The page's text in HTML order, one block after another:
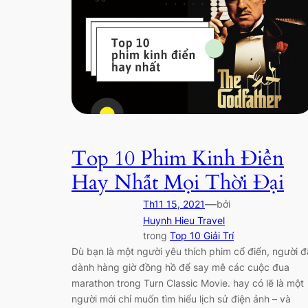
Top 10 Phim Kinh Điển
Hay Nhất Mọi Thời Đại
Th11 15, 2021—bởi
Huynh Hieu Travel
trong Top 10 Giải Trí
Dù bạn là một người yêu thích phim cổ điển, người
dành hàng giờ đồng hồ để say mê các cuộc đua
marathon trong Turn Classic Movie. hay có lẽ là một
người mới chỉ muốn tìm hiểu lịch sử điện ảnh – và